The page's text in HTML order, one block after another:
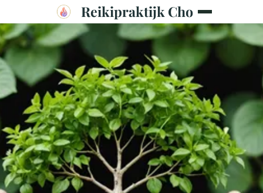
Reikipraktijk Cho